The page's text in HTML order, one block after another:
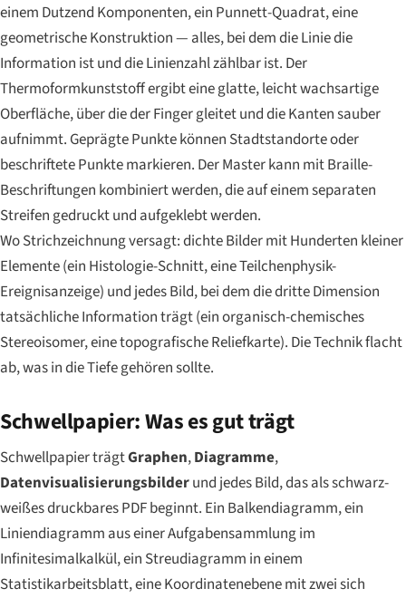
einem Dutzend Komponenten, ein Punnett-Quadrat, eine
geometrische Konstruktion — alles, bei dem die Linie die
Information ist und die Linienzahl zählbar ist. Der
Thermoformkunststoff ergibt eine glatte, leicht wachsartige
Oberfläche, über die der Finger gleitet und die Kanten sauber
aufnimmt. Geprägte Punkte können Stadtstandorte oder
beschriftete Punkte markieren. Der Master kann mit Braille-
Beschriftungen kombiniert werden, die auf einem separaten
Streifen gedruckt und aufgeklebt werden.
Wo Strichzeichnung versagt: dichte Bilder mit Hunderten kleiner
Elemente (ein Histologie-Schnitt, eine Teilchenphysik-
Ereignisanzeige) und jedes Bild, bei dem die dritte Dimension
tatsächliche Information trägt (ein organisch-chemisches
Stereoisomer, eine topografische Reliefkarte). Die Technik flacht
ab, was in die Tiefe gehören sollte.
Schwellpapier: Was es gut trägt
Schwellpapier trägtGraphen,Diagramme,
Datenvisualisierungsbilderund jedes Bild, das als schwarz-
weißes druckbares PDF beginnt. Ein Balkendiagramm, ein
Liniendiagramm aus einer Aufgabensammlung im
Infinitesimalkalkül, ein Streudiagramm in einem
Statistikarbeitsblatt, eine Koordinatenebene mit zwei sich